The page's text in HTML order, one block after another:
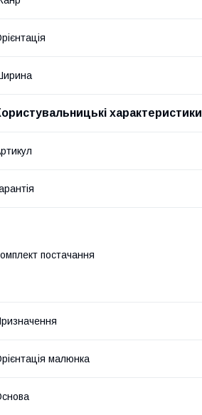
характеристики
постачання
малюнка